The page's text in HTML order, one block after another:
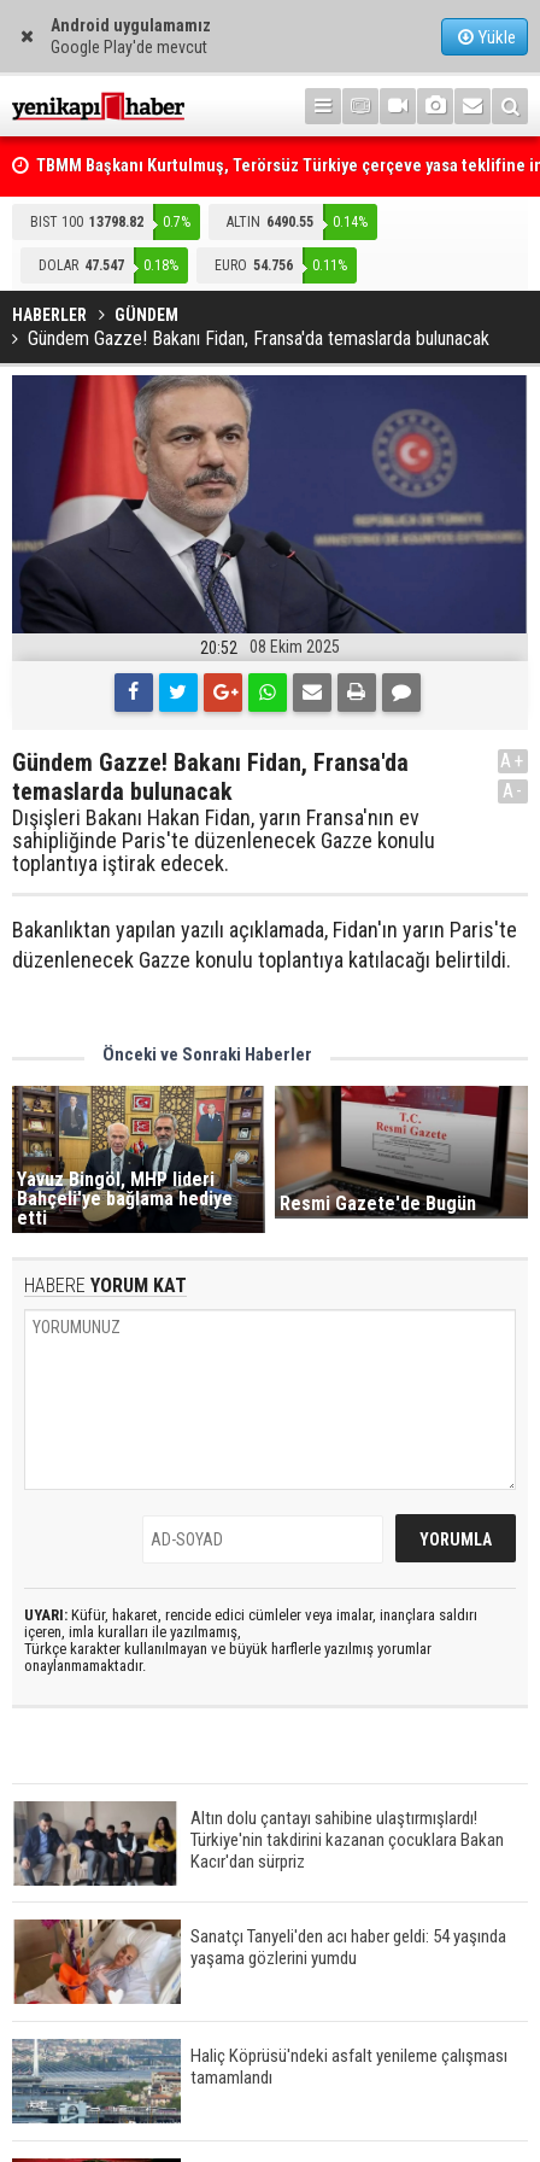
Android uygulamamız
Google Play'de mevcut
Yükle
TBMM Başkanı Kurtulmuş, Terörsüz Türkiye çerçeve yasa teklifine
Telefonla arayıp "RTÜK'ten geliyoruz" dediler: Medyayı hedef alan
akılalmaz tuzak ifşa oldu
BIST 100 13798.82 0.7% ALTIN 6490.55 0.14%
DOLAR 47.547 0.18% EURO 54.756 0.11%
HABERLER GÜNDEM
Gündem Gazze! Bakanı Fidan, Fransa'da temaslarda bulunacak
20:52 08 Ekim 2025
Gündem Gazze! Bakanı Fidan, Fransa'da
temaslarda bulunacak
Dışişleri Bakanı Hakan Fidan, yarın Fransa'nın ev
sahipliğinde Paris'te düzenlenecek Gazze konulu
toplantıya iştirak edecek.
A+
A-
Bakanlıktan yapılan yazılı açıklamada, Fidan'ın yarın Paris'te
düzenlenecek Gazze konulu toplantıya katılacağı belirtildi.
Önceki ve Sonraki Haberler
Yavuz Bingöl, MHP lideri
Bahçeli'ye bağlama hediye
etti
Resmi Gazete'de Bugün
HABERE YORUM KAT
UYARI: Küfür, hakaret, rencide edici cümleler veya imalar, inançlara saldırı
içeren, imla kuralları ile yazılmamış,
Türkçe karakter kullanılmayan ve büyük harflerle yazılmış yorumlar
onaylanmamaktadır.
Altın dolu çantayı sahibine ulaştırmışlardı!
Türkiye'nin takdirini kazanan çocuklara Bakan
Kacır'dan sürpriz
Sanatçı Tanyeli'den acı haber geldi: 54 yaşında
yaşama gözlerini yumdu
Haliç Köprüsü'ndeki asfalt yenileme çalışması
tamamlandı